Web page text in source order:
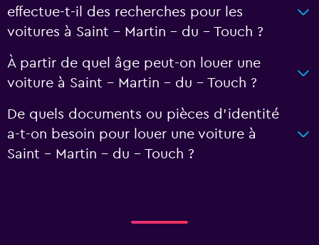
effectue-t-il des recherches pour les
voitures à Saint - Martin - du - Touch ?
À partir de quel âge peut-on louer une
voiture à Saint - Martin - du - Touch ?
De quels documents ou pièces d'identité
a-t-on besoin pour louer une voiture à
Saint - Martin - du - Touch ?